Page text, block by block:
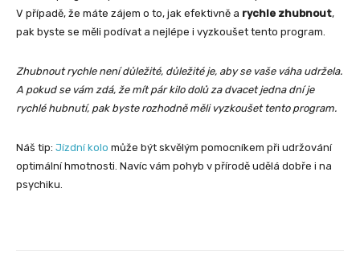
V případě, že máte zájem o to, jak efektivně a rychle zhubnout,
pak byste se měli podívat a nejlépe i vyzkoušet tento program.
Zhubnout rychle není důležité, důležité je, aby se vaše váha udržela.
A pokud se vám zdá, že mít pár kilo dolů za dvacet jedna dní je
rychlé hubnutí, pak byste rozhodně měli vyzkoušet tento program.
Náš tip: Jízdní kolo může být skvělým pomocníkem při udržování
optimální hmotnosti. Navíc vám pohyb v přírodě udělá dobře i na
psychiku.